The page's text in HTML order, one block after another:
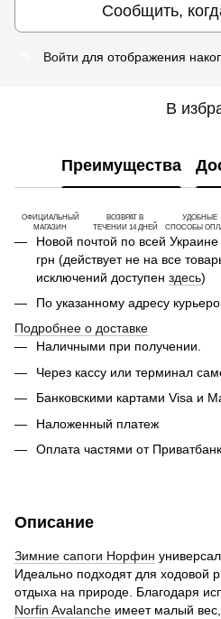
Сообщить,
Войти для отображения
В
Преимущества
ОФИЦИАЛЬНЫЙ
МАГАЗИН
ВОЗВРАТ В
ТЕЧЕНИИ 14 ДНЕЙ
УДОБНЫЕ
СПОСОБЫ
Новой почтой по всей
грн (действует не на все
исключений доступен здесь)
По указанному адресу
Подробнее о доставке
Наличными при получении.
Через кассу или терминал
Банковскими картами Visa и
Наложенный платеж
Оплата частями от
Описание
Зимние сапоги Норфин
Идеально подходят для ходовой
отдыха на природе. Благодаря
Norfin Avalanche имеет малый вес,